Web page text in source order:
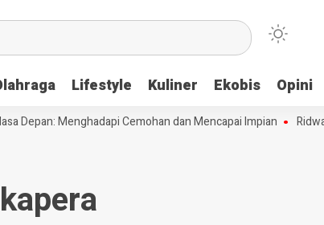
Lifestyle Kuliner Ekobis Opini
Depan: Menghadapi Cemohan dan Mencapai Impian Ridwan